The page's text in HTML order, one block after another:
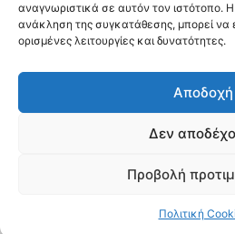
αναγνωριστικά σε αυτόν τον ιστότοπο.
ανάκληση της συγκατάθεσης, μπορεί να
ορισμένες λειτουργίες και δυνατότητες.
Αποδοχή
Δεν
Προβολή
Πολιτική